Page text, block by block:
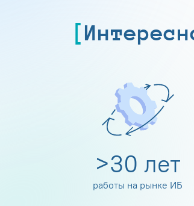
>30 лет
работы на рынке ИБ